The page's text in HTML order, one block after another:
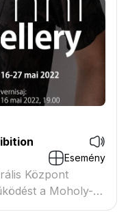
Esemény
Központ
a Moholy-
Design